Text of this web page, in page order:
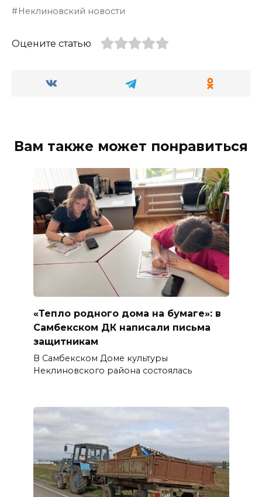
Неклиновский новости
Оцените статью
Вам также может понравиться
«Тепло родного дома на бумаге»: в
Самбекском ДК написали письма
защитникам
В Самбекском Доме культуры
Неклиновского района состоялась